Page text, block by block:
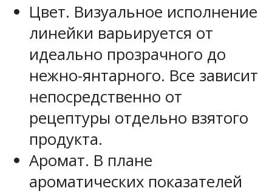
Цвет. Визуальное исполнение
линейки варьируется от
идеально прозрачного до
нежно-янтарного. Все зависит
непосредственно от
рецептуры отдельно взятого
продукта.
Аромат. В плане
ароматических показателей